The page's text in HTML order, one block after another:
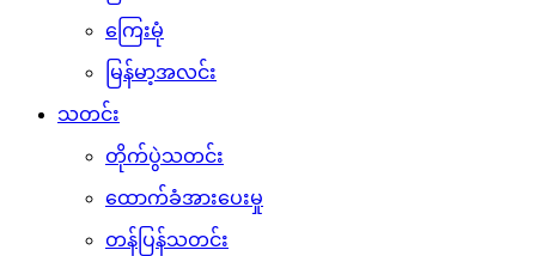
ကြေးမုံ
မြန်မာ့အလင်း
သတင်း
တိုက်ပွဲသတင်း
ထောက်ခံအားပေးမှု
တန်ပြန်သတင်း